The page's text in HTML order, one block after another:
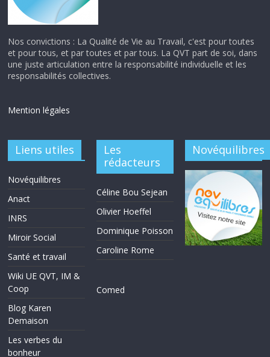
Nos convictions : La Qualité de Vie au Travail, c'est pour toutes
et pour tous, et par toutes et par tous. La QVT part de soi, dans
une juste articulation entre la responsabilité individuelle et les
responsabilités collectives.
Mention légales
Liens utiles
Novéquilibres
Anact
INRS
Miroir Social
Santé et travail
Wiki UE QVT, IM &
Coop
Blog Karen
Demaison
Les verbes du
bonheur
Les
rédacteurs
Céline Bou Sejean
Olivier Hoeffel
Dominique Poisson
Caroline Rome
Comed
Novéquilibres